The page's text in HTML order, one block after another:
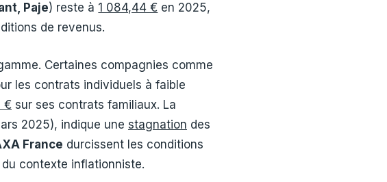
Paje) reste à 1 084,44 € en 2025,
de revenus.
Certaines compagnies comme
les contrats individuels à faible
€ sur ses contrats familiaux. La
2025), indique une stagnation des
France durcissent les conditions
contexte inflationniste.